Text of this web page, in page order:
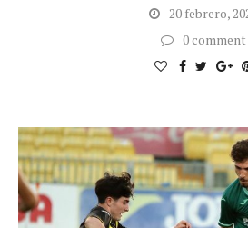
20 febrero,
0 comment